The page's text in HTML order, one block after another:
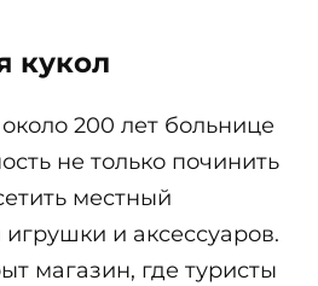
кукол
200 лет больнице
не только починить
местный
и аксессуаров.
магазин, где туристы